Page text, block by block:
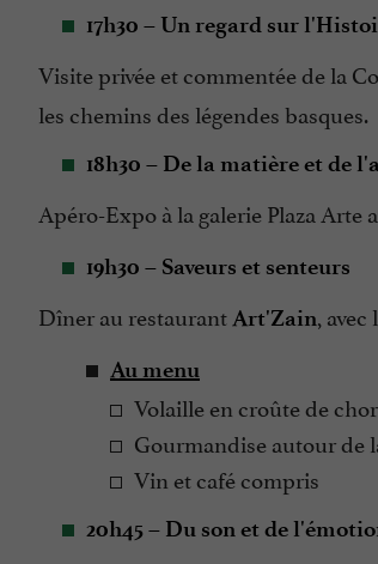
17h30 – Un regard sur
Visite privée et commentée de la
les chemins des légendes basques.
18h30 – De la matière et de
Apéro-Expo à la galerie Plaza
19h30 – Saveurs et senteurs
Dîner au restaurantArt'Zain,
Au menu
Volaille en croûte de
Gourmandise autour de
Vin et café compris
20h45 – Du son et de